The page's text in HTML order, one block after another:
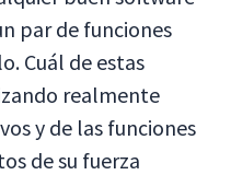
par de funciones
Cuál de estas
realmente
y de las funciones
de su fuerza